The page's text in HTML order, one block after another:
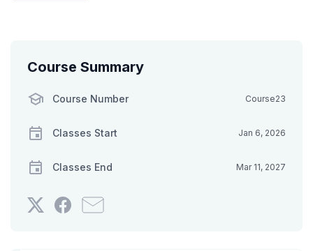
Course Summary
Course Number Course23
Classes Start Jan 6, 2026
Classes End Mar 11, 2027
Tweet
that
PostEmail